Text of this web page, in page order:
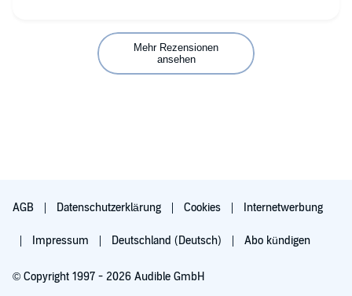
Mehr Rezensionen
ansehen
AGB Datenschutzerklärung Cookies Internetwerbung
Impressum Deutschland (Deutsch) Abo kündigen
© Copyright 1997 - 2026 Audible GmbH